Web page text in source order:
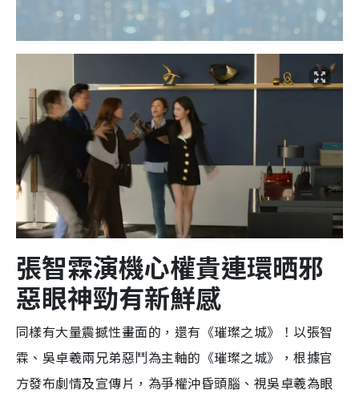
張智霖演機心權貴連環晒邪
惡眼神勁有新鮮感
同樣有大量震撼性畫面的，還有《璀璨之城》！以張智
霖、吳卓羲兩兄弟惡鬥為主軸的《璀璨之城》，根據官
方發布劇情及宣傳片，為爭權沖昏頭腦、視吳卓羲為眼